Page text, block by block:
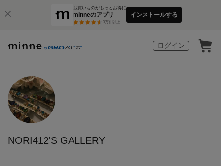
お買いものがもっとお得に
minneのアプリ
3万件以上
インストールする
ログイン
NORI412'S GALLERY